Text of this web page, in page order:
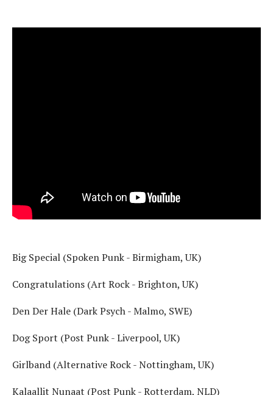
Big Special (Spoken Punk - Birmigham, UK)
Congratulations (Art Rock - Brighton, UK)
Den Der Hale (Dark Psych - Malmo, SWE)
Dog Sport (Post Punk - Liverpool, UK)
Girlband (Alternative Rock - Nottingham, UK)
Kalaallit Nunaat (Post Punk - Rotterdam, NLD)